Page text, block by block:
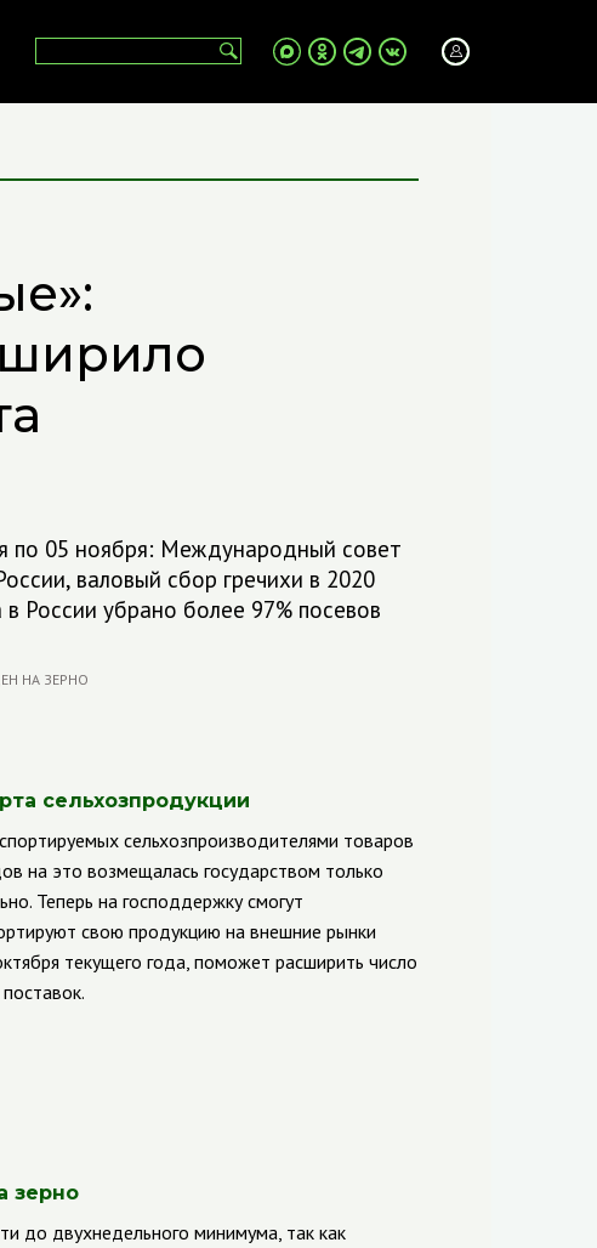
по 05 ноября: Международный совет
валовый сбор гречихи в 2020
России убрано более 97% посевов
сельхозпродукции
сельхозпроизводителями товаров
на это возмещалась государством только
Теперь на господдержку смогут
свою продукцию на внешние рынки
текущего года, поможет расширить число
зерно
до двухнедельного минимума, так как